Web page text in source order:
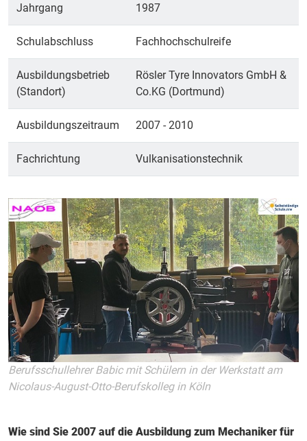
Jahrgang 1987
Schulabschluss Fachhochschulreife
Ausbildungsbetrieb
(Standort)
Rösler Tyre Innovators GmbH &
Co.KG (Dortmund)
Ausbildungszeitraum 2007 - 2010
Fachrichtung Vulkanisationstechnik
Berufsschullehrer Babic mit Schülern in der Werkstatt am
Nicolaus-August-Otto-Berufskolleg in Köln
Wie sind Sie 2007 auf die Ausbildung zum Mechaniker für